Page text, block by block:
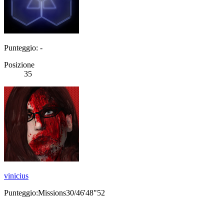
Punteggio: -
Posizione
35
vinicius
Punteggio:Missions30/46'48"52